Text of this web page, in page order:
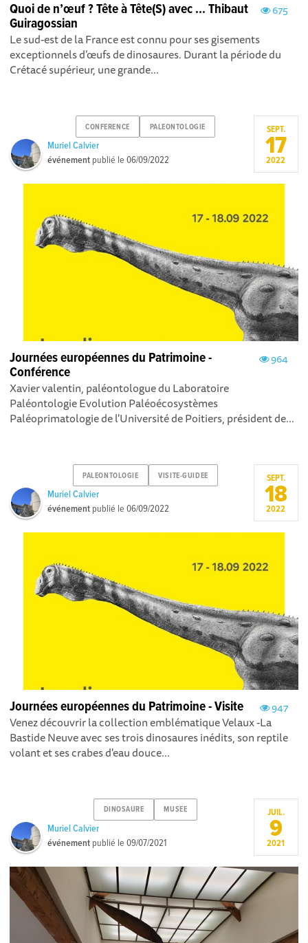
675
Quoi de n’œuf ? Tête à Tête(S) avec ... Thibaut
Guiragossian
Le sud-est de la France est connu pour ses gisements
exceptionnels d’œufs de dinosaures. Durant la période du
Crétacé supérieur, une grande...
CONFERENCE PALEONTOLOGIE
Muriel Calvier
événement publié le06/09/2022
SEPT.
17
2022
964
Journées européennes du Patrimoine -
Conférence
Xavier valentin, paléontologue du Laboratoire
Paléontologie Evolution Paléoécosystèmes
Paléoprimatologie de l'Université de Poitiers, président de...
PALEONTOLOGIE VISITE-GUIDEE
Muriel Calvier
événement publié le06/09/2022
SEPT.
18
2022
947
Journées européennes du Patrimoine - Visite
Venez découvrir la collection emblématique Velaux -La
Bastide Neuve avec ses trois dinosaures inédits, son reptile
volant et ses crabes d'eau douce...
DINOSAURE MUSEE
Muriel Calvier
événement publié le09/07/2021
JUIL.
9
2021